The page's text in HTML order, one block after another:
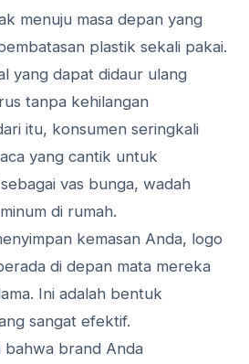
menuju masa depan yang
plastik sekali pakai.
yang dapat didaur ulang
tanpa kehilangan
itu, konsumen seringkali
yang cantik untuk
vas bunga, wadah
di rumah.
kemasan Anda, logo
di depan mata mereka
Ini adalah bentuk
sangat efektif.
bahwa brand Anda